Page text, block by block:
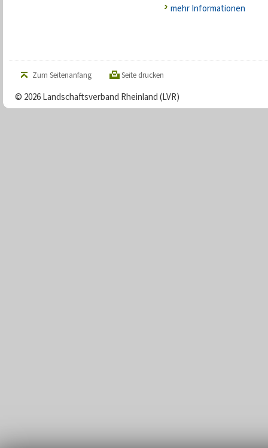
mehr Informationen
Zum Seitenanfang Seite drucken
© 2026 Landschaftsverband Rheinland (LVR)